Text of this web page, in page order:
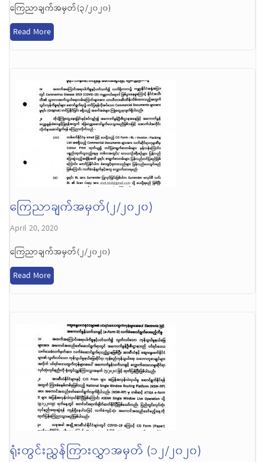
ကြေညာချက်အမှတ်(၃/၂၀၂၀)
Read More
ကြေညာချက်အမှတ်(၂/၂၀၂၀)
April 20, 2020
ကြေညာချက်အမှတ်(၂/၂၀၂၀)
Read More
ရုံးတွင်းညွှန်ကြားလွှာအမှတ် (၁၂/၂၀၂၀)